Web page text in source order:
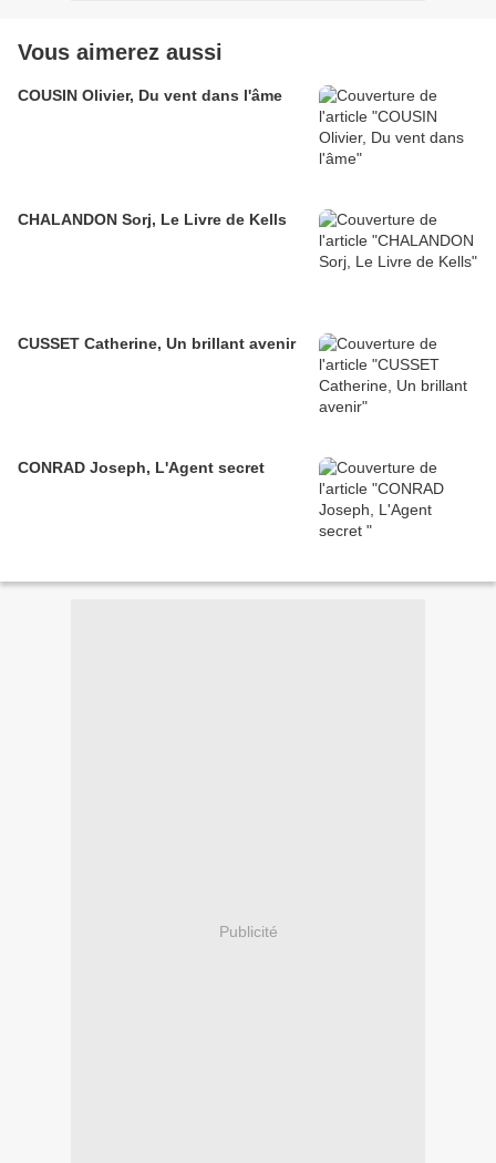
Vous aimerez aussi
COUSIN Olivier, Du vent dans l'âme
CHALANDON Sorj, Le Livre de Kells
CUSSET Catherine, Un brillant avenir
CONRAD Joseph, L'Agent secret
Publicité